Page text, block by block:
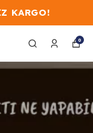
KARGO!
0